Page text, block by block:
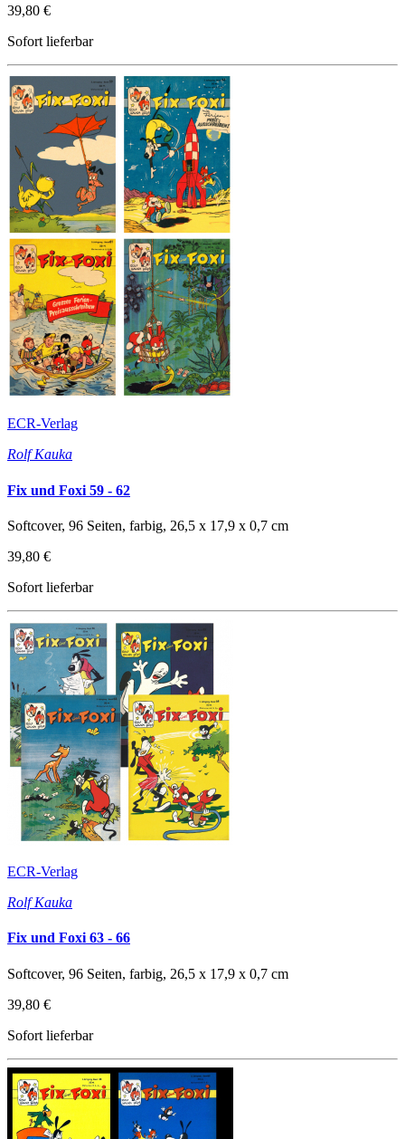
39,80 €
Sofort lieferbar
ECR-Verlag
Rolf Kauka
Fix und Foxi 59 - 62
Softcover, 96 Seiten, farbig, 26,5 x 17,9 x 0,7 cm
39,80 €
Sofort lieferbar
ECR-Verlag
Rolf Kauka
Fix und Foxi 63 - 66
Softcover, 96 Seiten, farbig, 26,5 x 17,9 x 0,7 cm
39,80 €
Sofort lieferbar